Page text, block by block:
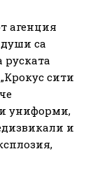
агенция
са
руската
сити
униформи,
и